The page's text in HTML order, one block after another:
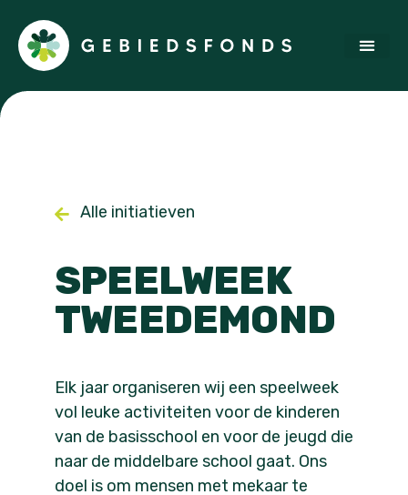
Alle initiatieven
SPEELWEEK
TWEEDEMOND
Elk jaar organiseren wij een speelweek
vol leuke activiteiten voor de kinderen
van de basisschool en voor de jeugd die
naar de middelbare school gaat. Ons
doel is om mensen met mekaar te